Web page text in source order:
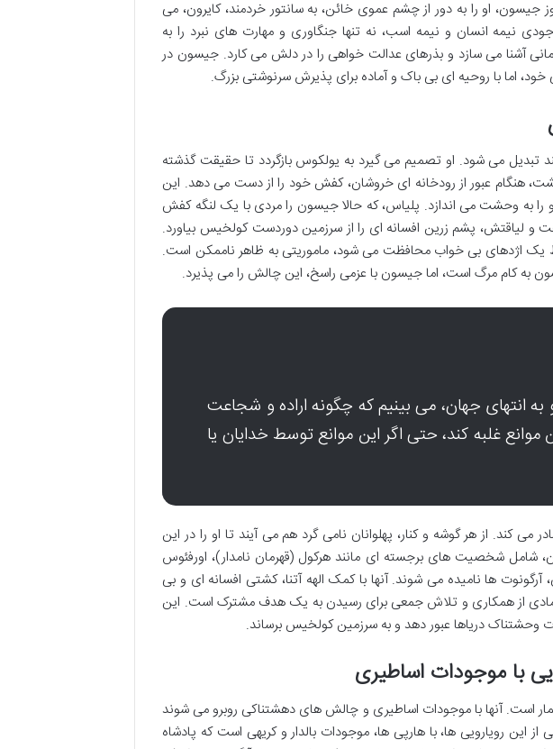
جیسون، او را به دور از چشم عموی خائن، به سانتور خردمند، کایرون، می
نیمه انسان و نیمه اسب، نه تنها جنگاوری و مهارت های نبرد را به
آشنا می سازد و بذرهای عدالت خواهی را در دلش می کارد. جیسون در
اما با روحیه ای بی باک و آماده برای پذیرش سرنوشتی بزرگ.
می شود. او تصمیم می گیرد به یولکوس بازگردد تا حقیقت گذشته
هنگام عبور از رودخانه ای خروشان، کفش خود را از دست می دهد. این
را به وحشت می اندازد. پلیاس، که حالا جیسون را مردی با یک لنگه کفش
و لیاقتش، پشم زرین افسانه ای را از سرزمین دوردست کولخیس بیاورد.
یک اژدهای بی خواب محافظت می شود، ماموریتی به ظاهر ناممکن است.
به کام مرگ است، اما جیسون با عزمی راسخ، این چالش را می پذیرد.
انتهای جهان، می بینیم که چگونه اراده و شجاعت
غلبه کند، حتی اگر این موانع توسط خدایان یا
کند. از هر گوشه و کنار، پهلوانان نامی گرد هم می آیند تا او را در این
شامل شخصیت های برجسته ای مانند هرکول (قهرمان نامدار)، اورفئوس
ها نامیده می شوند. آنها با کمک الهه آتنا، کشتی افسانه ای و بی
نمادی از همکاری و تلاش جمعی برای رسیدن به یک هدف مشترک است. این
وحشتناک دریاها عبور دهد و به سرزمین کولخیس برساند.
با موجودات اساطیری
است. آنها با موجودات اساطیری و چالش های دهشتناکی روبرو می شوند
این رویارویی ها، با هارپی ها، موجودات بالدار و کریهی است که پادشاه